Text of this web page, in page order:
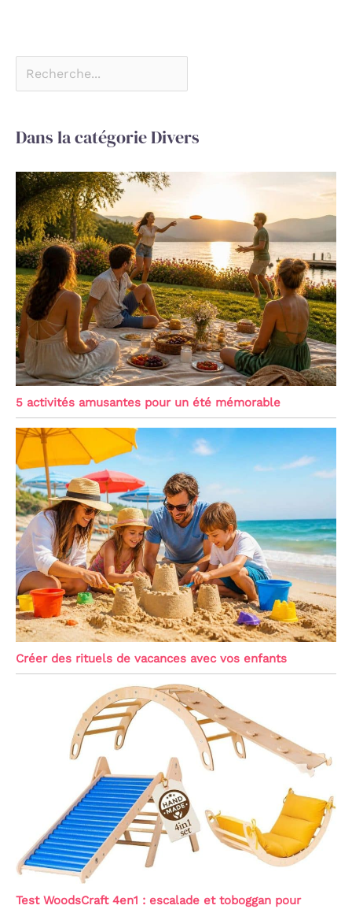
Dans la catégorie Divers
5 activités amusantes pour un été mémorable
Créer des rituels de vacances avec vos enfants
Test WoodsCraft 4en1 : escalade et toboggan pour